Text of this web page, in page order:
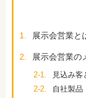
1. 展示会営業と
2. 展示会営業の
2-1.
見込み客
2-2.
自社製品